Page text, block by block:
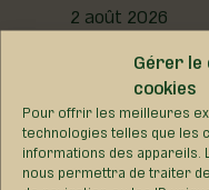
Gérer le
cookies
Pour offrir les meilleures
technologies telles que les
informations des appareils.
nous permettra de traiter
2 août 2026
Produits
Les